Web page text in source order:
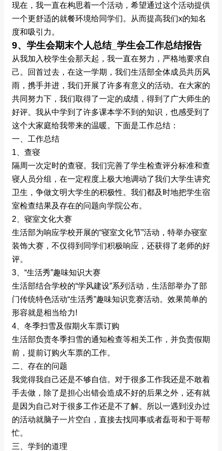
现在，我一直在构思着一个活动，希望通过这个活动提供
一个更舒适的就餐环境给同学们。从而提高我们x的知名
度和吸引力。
9、学生会期末个人总结_学生会工作总结报告
从我加入校学生会那天起，我一直在努力，严格地要求自
己。回首过去，在这一学期，我们生活部全体成员共历风
雨，携手并进，我们开展了许多有意义的活动。在大家的
共同努力下，我们取得了一定的成绩，得到了广大师生的
好评。我从中学到了许多课本学不到的知识，也感受到了
这个大家庭给我带来的温暖。下面是工作总结：
一、工作总结
1、查寝
隔周一次定时的查寝。我们完善了学生检查评分标准和查
寝人员分组，在一定程度上极大地调动了我们大学生讲究
卫生，争做文明大学生的积极性。我们都及时地把学生宿
室检查结果及存在的问题向学院公布。
2、寝室文化大赛
生活部为响应学校开展的“寝室文化节”活动，特举办寝室
装饰大赛，不仅得到同学们积极响应，还获得了老师的好
评。
3、“生活秀”趣味知识大赛
生活部结合学校的“学风建设”系列活动，生活部举办了部
门传统特色活动“生活秀”趣味知识竞赛活动。效果简单的
形容就是相当给力!
4、冬季扫雪及假期火车票订购
生活部负责冬季扫雪的通知检查等相关工作，并负责假期
前，提前订购火车票的工作。
二、存在的问题
我觉得我自己还是不够自信。对于很多工作我还是不敢着
手去做，除了是担心出错会造成不好的后果之外，还有就
是因为自己对于很多工作还是不了解。所以一遇到没办过
的活动就脑子一片空白，直接去找同事或者磊哥和于哥帮
忙。
三、学到的道理